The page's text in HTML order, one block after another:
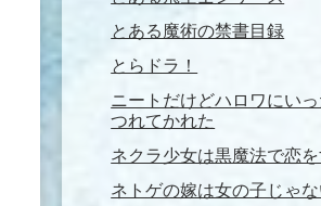
とある魔術の禁書目録
とらドラ！
ニートだけどハロワにい
つれてかれた
ネクラ少女は黒魔法で恋を
ネトゲの嫁は女の子じゃ